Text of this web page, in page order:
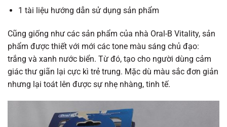
1 tài liệu hướng dẫn sử dụng sản phẩm
Cũng giống như các sản phẩm của nhà Oral-B Vitality, sản
phẩm được thiết với mới các tone màu sáng chủ đạo:
trắng và xanh nước biển. Từ đó, tạo cho người dùng cảm
giác thư giãn lại cực kì trẻ trung. Mặc dù màu sắc đơn giản
nhưng lại toát lên được sự nhẹ nhàng, tinh tế.